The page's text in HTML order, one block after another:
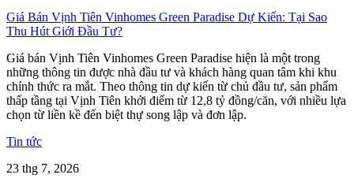
Giá Bán Vịnh Tiên Vinhomes Green Paradise Dự Kiến: Tại Sao
Thu Hút Giới Đầu Tư?
Giá bán Vịnh Tiên Vinhomes Green Paradise hiện là một trong
những thông tin được nhà đầu tư và khách hàng quan tâm khi khu
chính thức ra mắt. Theo thông tin dự kiến từ chủ đầu tư, sản phẩm
thấp tầng tại Vịnh Tiên khởi điểm từ 12,8 tỷ đồng/căn, với nhiều lựa
chọn từ liền kề đến biệt thự song lập và đơn lập.
Tin tức
23 thg 7, 2026